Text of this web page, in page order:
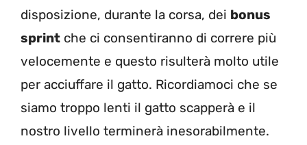
disposizione, durante la corsa, dei bonus
sprint che ci consentiranno di correre più
velocemente e questo risulterà molto utile
per acciuffare il gatto. Ricordiamoci che se
siamo troppo lenti il gatto scapperà e il
nostro livello terminerà inesorabilmente.